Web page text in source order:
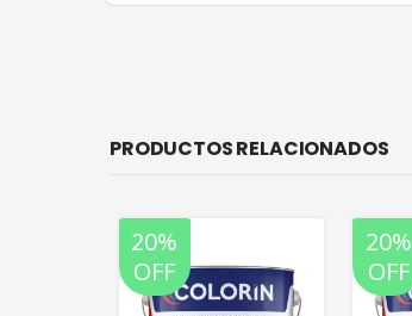
PRODUCTOS RELACIONADOS
20%
OFF
20%
OFF